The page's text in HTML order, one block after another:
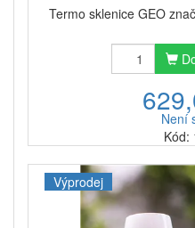
Termo sklenice GEO
Není
Kód:
Výprodej